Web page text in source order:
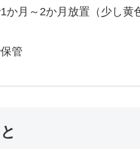
か月～2か月放置（少し黄
管